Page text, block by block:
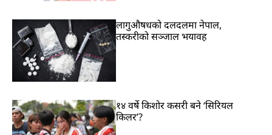
लागुऔषधको दलदलमा नेपाल,
तस्करीको सञ्जाल भयावह
१४ वर्षे किशोर कसरी बने ‘सिरियल
किलर’?